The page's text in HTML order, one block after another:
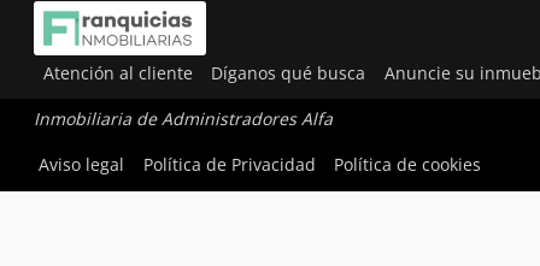
Atención al cliente Díganos qué busca Anuncie su
Inmobiliaria de Administradores Alfa
Aviso legal
Política de Privacidad Política de cookies